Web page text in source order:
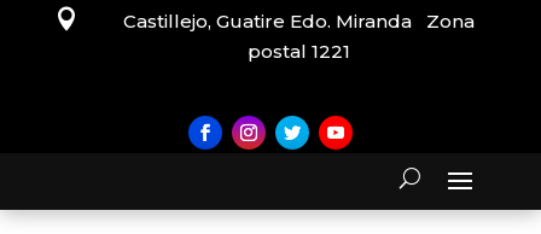

Castillejo, Guatire Edo. Miranda Zona
postal 1221